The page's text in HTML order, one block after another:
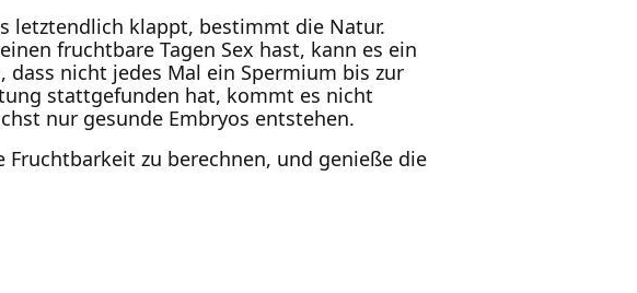
letztendlich klappt, bestimmt die Natur.
fruchtbare Tagen Sex hast, kann es ein
nicht jedes Mal ein Spermium bis zur
stattgefunden hat, kommt es nicht
nur gesunde Embryos entstehen.
zu berechnen, und genieße die